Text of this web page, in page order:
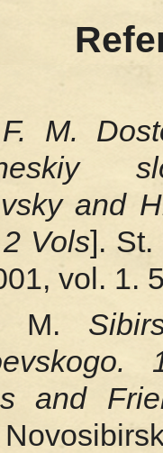
F. M.
and
Vols]. St.
vol. 1.
M.
and